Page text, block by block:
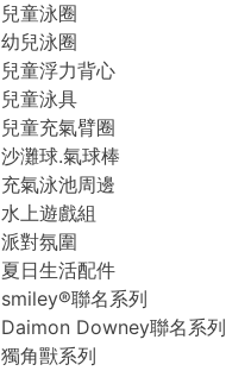
兒童泳圈
幼兒泳圈
兒童浮力背心
兒童泳具
兒童充氣臂圈
沙灘球.氣球棒
充氣泳池周邊
水上遊戲組
派對氛圍
夏日生活配件
smiley®聯名系列
Daimon Downey聯名系列
獨角獸系列